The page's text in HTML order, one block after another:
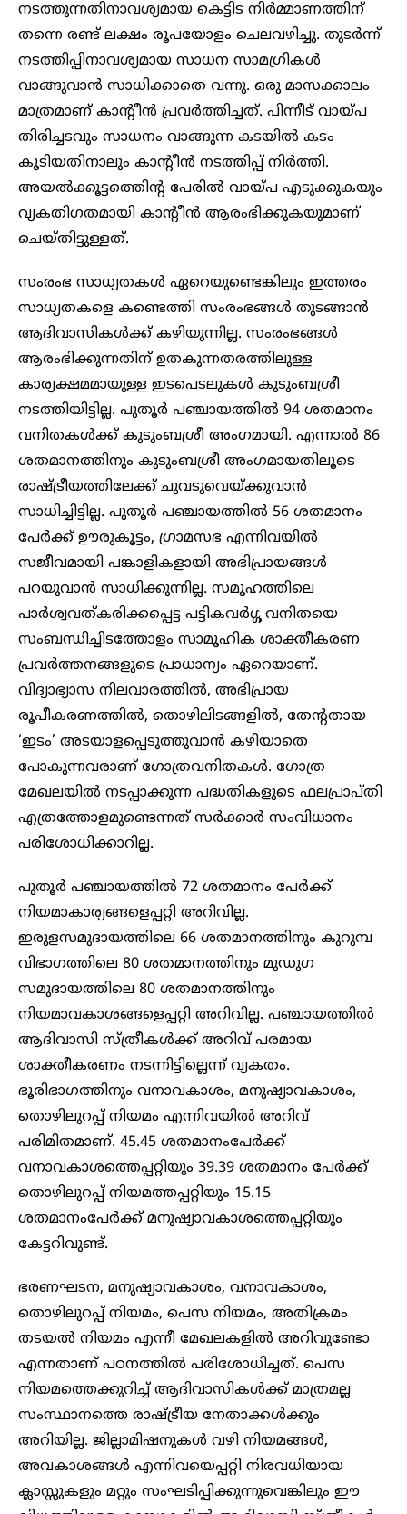
നടത്തുന്നതിനാവശ്യമായ കെട്ടിട നിർമ്മാണത്തിന്
തന്നെ രണ്ട് ലക്ഷം രൂപയോളം ചെലവഴിച്ചു. തുടർന്ന്
നടത്തിപ്പിനാവശ്യമായ സാധന സാമഗ്രികൾ
വാങ്ങുവാൻ സാധിക്കാതെ വന്നു. ഒരു മാസക്കാലം
മാത്രമാണ് കാൻ്റീൻ പ്രവർത്തിച്ചത്. പിന്നീട് വായ്പ
തിരിച്ചടവും സാധനം വാങ്ങുന്ന കടയിൽ കടം
കൂടിയതിനാലും കാൻ്റീൻ നടത്തിപ്പ് നിർത്തി.
അയൽക്കൂട്ടത്തിെൻ്റ പേരിൽ വായ്പ എടുക്കുകയും
വ്യകതിഗതമായി കാൻ്റീൻ ആരംഭിക്കുകയുമാണ്
ചെയ്തിട്ടുള്ളത്.
സംരംഭ സാധ്യതകൾ ഏറെയുണ്ടെങ്കിലും ഇത്തരം
സാധ്യതകളെ കണ്ടെത്തി സംരംഭങ്ങൾ തുടങ്ങാൻ
ആദിവാസികൾക്ക് കഴിയുന്നില്ല. സംരംഭങ്ങൾ
ആരംഭിക്കുന്നതിന് ഉതകുന്നതരത്തിലുള്ള
കാര്യക്ഷമമായുള്ള ഇടപെടലുകൾ കുടുംബശ്രീ
നടത്തിയിട്ടില്ല. പുതൂർ പഞ്ചായത്തിൽ 94 ശതമാനം
വനിതകൾക്ക് കുടുംബശ്രീ അംഗമായി. എന്നാൽ 86
ശതമാനത്തിനും കുടുംബശ്രീ അംഗമായതിലൂടെ
രാഷ്ട്രീയത്തിലേക്ക് ചുവടുവെയ്ക്കുവാൻ
സാധിച്ചിട്ടില്ല. പുതൂർ പഞ്ചായത്തിൽ 56 ശതമാനം
പേർക്ക് ഊരുകൂട്ടം, ഗ്രാമസഭ എന്നിവയിൽ
സജീവമായി പങ്കാളികളായി അഭിപ്രായങ്ങൾ
പറയുവാൻ സാധിക്കുന്നില്ല. സമൂഹത്തിലെ
പാർശ്വവത്കരിക്കപ്പെട്ട പട്ടികവർഗ്ഗ വനിതയെ
സംബന്ധിച്ചിടത്തോളം സാമൂഹിക ശാക്തീകരണ
പ്രവർത്തനങ്ങളുടെ പ്രാധാന്യം ഏറെയാണ്.
വിദ്യാഭ്യാസ നിലവാരത്തിൽ, അഭിപ്രായ
രൂപീകരണത്തിൽ, തൊഴിലിടങ്ങളിൽ, തേൻ്റതായ
‘ഇടം’ അടയാളപ്പെടുത്തുവാൻ കഴിയാതെ
പോകുന്നവരാണ് ഗോത്രവനിതകൾ. ഗോത്ര
മേഖലയിൽ നടപ്പാക്കുന്ന പദ്ധതികളുടെ ഫലപ്രാപ്തി
എത്രത്തോളമുണ്ടെന്നത് സർക്കാർ സംവിധാനം
പരിശോധിക്കാറില്ല.
പുതൂർ പഞ്ചായത്തിൽ 72 ശതമാനം പേർക്ക്
നിയമാകാര്യങ്ങളെപ്പറ്റി അറിവില്ല.
ഇരുളസമുദായത്തിലെ 66 ശതമാനത്തിനും കുറുമ്പ
വിഭാഗത്തിലെ 80 ശതമാനത്തിനും മുഡുഗ
സമുദായത്തിലെ 80 ശതമാനത്തിനും
നിയമാവകാശങ്ങളെപ്പറ്റി അറിവില്ല. പഞ്ചായത്തിൽ
ആദിവാസി സ്ത്രീകൾക്ക് അറിവ് പരമായ
ശാക്തീകരണം നടന്നിട്ടില്ലെന്ന് വ്യകതം.
ഭൂരിഭാഗത്തിനും വനാവകാശം, മനുഷ്യാവകാശം,
തൊഴിലുറപ്പ് നിയമം എന്നിവയിൽ അറിവ്
പരിമിതമാണ്. 45.45 ശതമാനംപേർക്ക്
വനാവകാശത്തെപ്പറ്റിയും 39.39 ശതമാനം പേർക്ക്
തൊഴിലുറപ്പ് നിയമത്തപ്പറ്റിയും 15.15
ശതമാനംപേർക്ക് മനുഷ്യാവകാശത്തെപ്പറ്റിയും
കേട്ടറിവുണ്ട്.
ഭരണഘടന, മനുഷ്യാവകാശം, വനാവകാശം,
തൊഴിലുറപ്പ് നിയമം, പെസ നിയമം, അതിക്രമം
തടയൽ നിയമം എന്നീ മേഖലകളിൽ അറിവുണ്ടോ
എന്നതാണ് പഠനത്തിൽ പരിശോധിച്ചത്. പെസ
നിയമത്തെക്കുറിച്ച് ആദിവാസികൾക്ക് മാത്രമല്ല
സംസ്ഥാനത്തെ രാഷ്ട്രീയ നേതാക്കൾക്കും
അറിയില്ല. ജില്ലാമിഷനുകൾ വഴി നിയമങ്ങൾ,
അവകാശങ്ങൾ എന്നിവയെപ്പറ്റി നിരവധിയായ
ക്ലാസ്സുകളും മറ്റും സംഘടിപ്പിക്കുന്നുവെങ്കിലും ഈ